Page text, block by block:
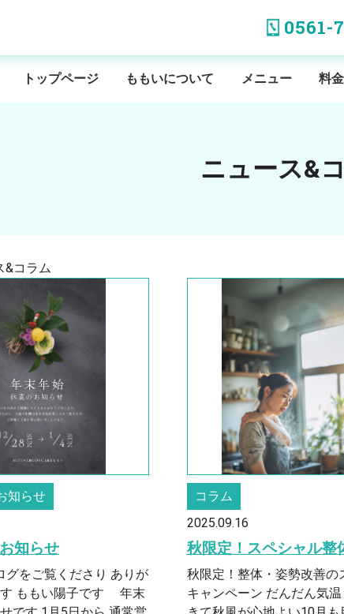
0561-
トップページ ももいについて メニュー 料金
ニュース&
&コラム
知らせ
知らせ
グをご覧くださり ありが
す ももい陽子です 年末
コラム
2025.09.16
秋限定！スペシャル整
秋限定！整体・姿勢改善の
キャンペーン だんだん気